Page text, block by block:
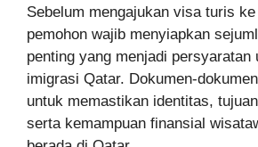
Sebelum mengajukan visa turis
pemohon wajib menyiapkan
penting yang menjadi persyaratan
imigrasi Qatar. Dokumen-
untuk memastikan identitas,
serta kemampuan finansial